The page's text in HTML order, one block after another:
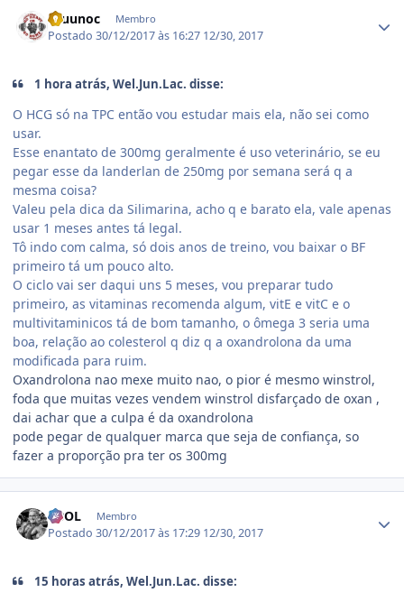
Bruunoc Membro
Postado30/12/2017 às 16:27 12/30, 2017
1 hora atrás, Wel.Jun.Lac. disse:
O HCG só na TPC então vou estudar mais ela, não sei como
usar.
Esse enantato de 300mg geralmente é uso veterinário, se eu
pegar esse da landerlan de 250mg por semana será q a
mesma coisa?
Valeu pela dica da Silimarina, acho q e barato ela, vale apenas
usar 1 meses antes tá legal.
Tô indo com calma, só dois anos de treino, vou baixar o BF
primeiro tá um pouco alto.
O ciclo vai ser daqui uns 5 meses, vou preparar tudo
primeiro, as vitaminas recomenda algum, vitE e vitC e o
multivitaminicos tá de bom tamanho, o ômega 3 seria uma
boa, relação ao colesterol q diz q a oxandrolona da uma
modificada para ruim.
Oxandrolona nao mexe muito nao, o pior é mesmo winstrol,
foda que muitas vezes vendem winstrol disfarçado de oxan ,
dai achar que a culpa é da oxandrolona
pode pegar de qualquer marca que seja de confiança, so
fazer a proporção pra ter os 300mg
VBOL Membro
Postado30/12/2017 às 17:29 12/30, 2017
15 horas atrás, Wel.Jun.Lac. disse: